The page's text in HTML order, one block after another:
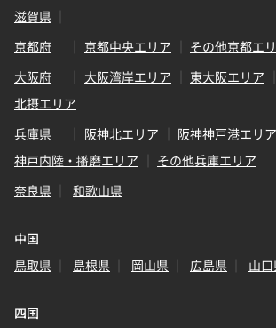
滋賀県
京都府
京都中央エリア
その他京都エ
大阪府
大阪湾岸エリア 東大阪エリア
北摂エリア
兵庫県
阪神北エリア
阪神神戸港エリア
神戸内陸・播磨エリア
その他兵庫エリア
奈良県
和歌山県
中国
鳥取県
島根県 岡山県 広島県 山
四国